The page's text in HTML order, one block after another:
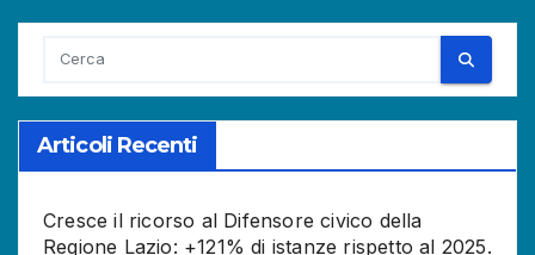
articoli
Articoli Recenti
Cresce il ricorso al Difensore civico della
Regione Lazio: +121% di istanze rispetto al 2025.